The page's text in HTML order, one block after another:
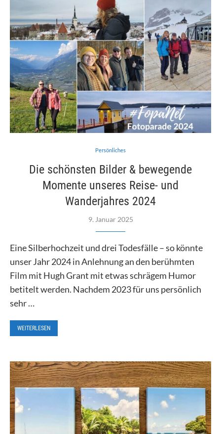
Persönliches
Die schönsten Bilder & bewegende
Momente unseres Reise- und
Wanderjahres 2024
9. Januar 2025
Eine Silberhochzeit und drei Todesfälle – so könnte
unser Jahr 2024 in Anlehnung an den berühmten
Film mit Hugh Grant mit etwas schrägem Humor
betitelt werden. Nachdem 2023 für uns persönlich
sehr …
WEITERLESEN